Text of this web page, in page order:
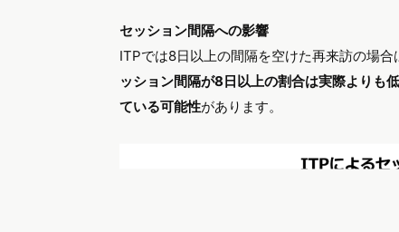
セッション間隔への影響
ITPでは8日以上の間隔を空けた再来訪の場
ッション間隔が8日以上の割合は実際よりも
ている可能性があります。